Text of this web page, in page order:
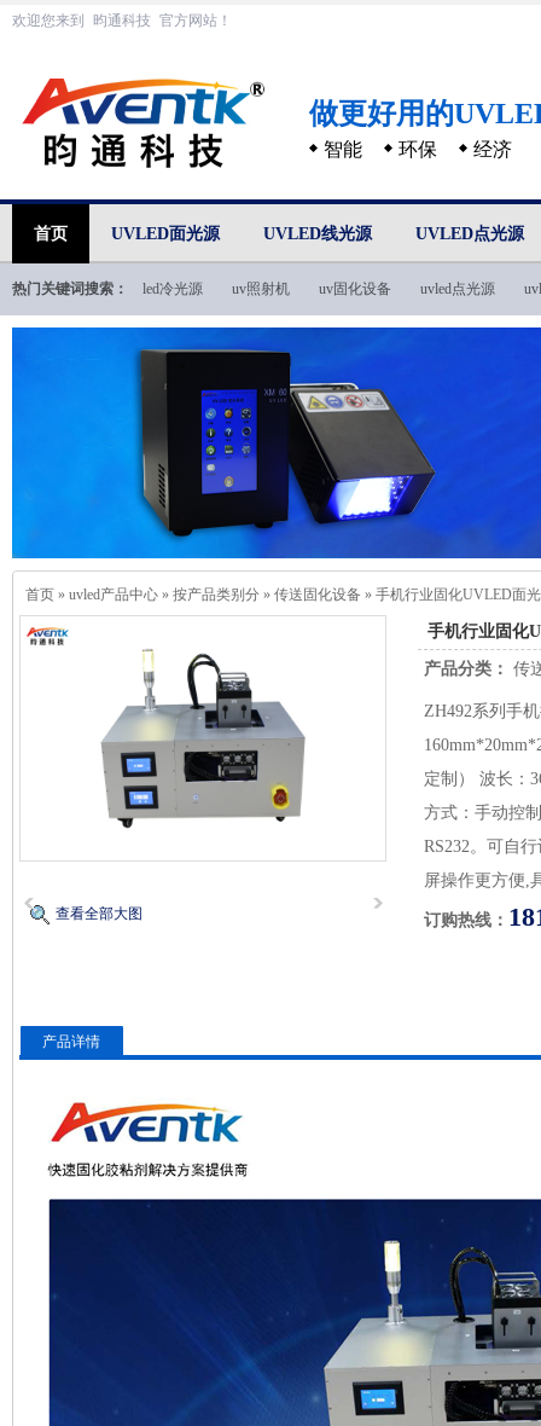
欢迎您来到 昀通科技 官方网站！
做更好用的
智能 环保 经济
首页 UVLED面光源 UVLED线光源 UVLED点光源
uvled技术文档
热门关键词搜索： led冷光源 uv照射机 uv固化设备 uvled点光源
首页 » uvled产品中心 » 按产品类别分 » 传送固化设备 » 手机行业固化UVLED面
查看全部大图
手机行业固化
产品分类： 传
ZH492系列手
定制） 波长：
方式：手动控
RS232。可自
屏操作更方便,
订购热线：
产品详情